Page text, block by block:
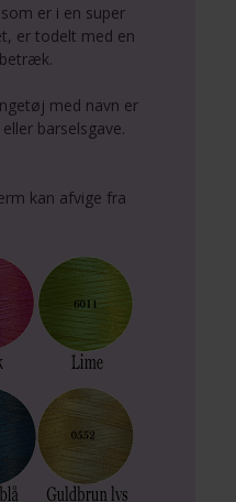
er i en super
er todelt med en
med navn er
barselsgave.
kan afvige fra